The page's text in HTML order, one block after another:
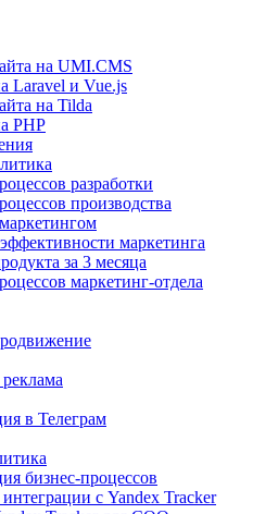
на UMI.CMS
Laravel и Vue.js
на Tilda
PHP
разработки
производства
маркетинга
за 3 месяца
маркетинг-отдела
в Телеграм
бизнес-процессов
с Yandex Tracker